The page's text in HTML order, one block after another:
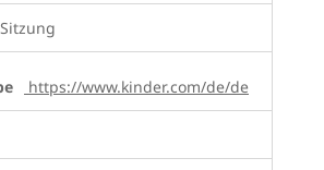
Sitzung
https://www.kinder.com/de/de